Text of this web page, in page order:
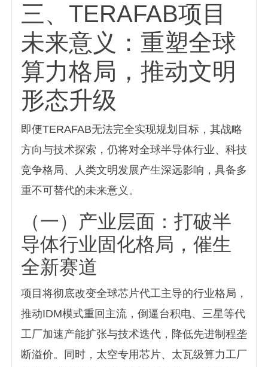
三、TERAFAB项目
未来意义：重塑全球
算力格局，推动文明
形态升级
即便TERAFAB无法完全实现规划目标，其战略
方向与技术探索，仍将对全球半导体行业、科技
竞争格局、人类文明发展产生深远影响，具备多
重不可替代的未来意义。
（一）产业层面：打破半
导体行业固化格局，催生
全新赛道
项目将彻底改变全球芯片代工主导的行业格局，
推动IDM模式重回主流，倒逼台积电、三星等代
工厂加速产能扩张与技术迭代，降低先进制程垄
断溢价。同时，太空专用芯片、太瓦级算力工厂